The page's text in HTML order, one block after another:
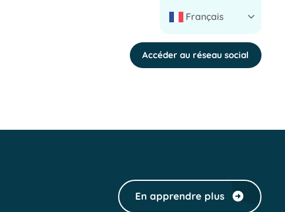
Français
Accéder au réseau social
En apprendre plus